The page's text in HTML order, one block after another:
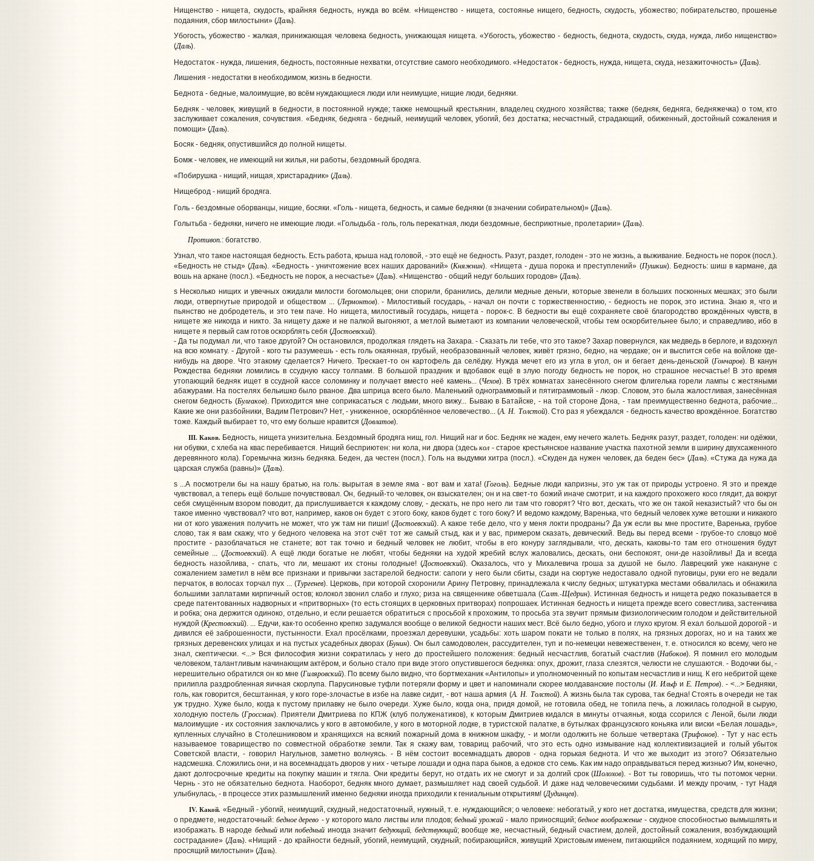
Нищенство - нищета, скудость, крайняя бедность, нужда во всём. «Нищенство - нищета, состоянье нищего, бедность, скудость, убожество; побирательство, прошенье
подаяния, сбор милостыни» (Даль).
Убогость, убожество - жалкая, принижающая человека бедность, унижающая нищета. «Убогость, убожество - бедность, беднота, скудость, скуда, нужда, либо нищенство»
(Даль).
Недостаток - нужда, лишения, бедность, постоянные нехватки, отсутствие самого необходимого. «Недостаток - бедность, нужда, нищета, скуда, незажиточность» (Даль).
Лишения - недостатки в необходимом, жизнь в бедности.
Беднота - бедные, малоимущие, во всём нуждающиеся люди или неимущие, нищие люди, бедняки.
Бедняк - человек, живущий в бедности, в постоянной нужде; также немощный крестьянин, владелец скудного хозяйства; также (бедняк, бедняга, бедняжечка) о том, кто
заслуживает сожаления, сочувствия. «Бедняк, бедняга - бедный, неимущий человек, убогий, без достатка; несчастный, страдающий, обиженный, достойный сожаления и
помощи» (Даль).
Босяк - бедняк, опустившийся до полной нищеты.
Бомж - человек, не имеющий ни жилья, ни работы, бездомный бродяга.
«Побирушка - нищий, нищая, христарадник» (Даль).
Нищеброд - нищий бродяга.
Голь - бездомные оборванцы, нищие, босяки. «Голь - нищета, бедность, и самые бедняки (в значении собирательном)» (Даль).
Голытьба - бедняки, ничего не имеющие люди. «Голыдьба - голь, голь перекатная, люди бездомные, бесприютные, пролетарии» (Даль).
Противоп.: богатство.
Узнал, что такое настоящая бедность. Есть работа, крыша над головой, - это ещё не бедность. Разут, раздет, голоден - это не жизнь, а выживание. Бедность не порок (посл.).
«Бедность не стыд» (Даль). «Бедность - уничтожение всех наших дарований» (Княжнин). «Нищета - душа порока и преступлений» (Пушкин). Бедность: шиш в кармане, да
вошь на аркане (посл.). «Бедность не порок, а несчастье» (Даль). «Нищенство - общий недуг больших городов» (Даль).
s Несколько нищих и увечных ожидали милости богомольцев; они спорили, бранились, делили медные деньги, которые звенели в больших посконных мешках; это были
люди, отвергнутые природой и обществом ... (Лермонтов). - Милостивый государь, - начал он почти с торжественностию, - бедность не порок, это истина. Знаю я, что и
пьянство не добродетель, и это тем паче. Но нищета, милостивый государь, нищета - порок-с. В бедности вы ещё сохраняете своё благородство врождённых чувств, в
нищете же никогда и никто. За нищету даже и не палкой выгоняют, а метлой выметают из компании человеческой, чтобы тем оскорбительнее было; и справедливо, ибо в
нищете я первый сам готов оскорблять себя (Достоевский).
- Да ты подумал ли, что такое другой? Он остановился, продолжая глядеть на Захара. - Сказать ли тебе, что это такое? Захар повернулся, как медведь в берлоге, и вздохнул
на всю комнату. - Другой - кого ты разумеешь - есть голь окаянная, грубый, необразованный человек, живёт грязно, бедно, на чердаке; он и выспится себе на войлоке где-
нибудь на дворе. Что этакому сделается? Ничего. Трескает-то он картофель да селёдку. Нужда мечет его из угла в угол, он и бегает день-деньской (Гончаров). В канун
Рождества бедняки ломились в ссудную кассу толпами. В большой праздник и вдобавок ещё в злую погоду бедность не порок, но страшное несчастье! В это время
утопающий бедняк ищет в ссудной кассе соломинку и получает вместо неё камень... (Чехов). В трёх комнатах занесённого снегом флигелька горели лампы с жестяными
абажурами. На постелях бельишко было рваное. Два шприца всего было. Маленький однограммовый и пятиграммовый - люэр. Словом, это была жалостливая, занесённая
снегом бедность (Булгаков). Приходится мне соприкасаться с людьми, много вижу... Бываю в Батайске, - на той стороне Дона, - там преимущественно беднота, рабочие...
Какие же они разбойники, Вадим Петрович? Нет, - униженное, оскорблённое человечество... (А. Н. Толстой). Сто раз я убеждался - бедность качество врождённое. Богатство
тоже. Каждый выбирает то, что ему больше нравится (Довлатов).
III. Каков. Бедность, нищета унизительна. Бездомный бродяга нищ, гол. Нищий наг и бос. Бедняк не жаден, ему нечего жалеть. Бедняк разут, раздет, голоден: ни одёжки,
ни обувки, с хлеба на квас перебивается. Нищий бесприютен: ни кола, ни двора (здеськол - старое крестьянское название участка пахотной земли в ширину двухсаженного
деревянного кола). Горемычна жизнь бедняка. Беден, да честен (посл.). Голь на выдумки хитра (посл.). «Скуден да нужен человек, да беден бес» (Даль). «Стужа да нужа да
царская служба (равны)» (Даль).
s ...А посмотрели бы на нашу братью, на голь: вырытая в земле яма - вот вам и хата! (Гоголь). Бедные люди капризны, это уж так от природы устроено. Я это и прежде
чувствовал, а теперь ещё больше почувствовал. Он, бедный-то человек, он взыскателен; он и на свет-то божий иначе смотрит, и на каждого прохожего косо глядит, да вокруг
себя смущённым взором поводит, да прислушивается к каждому слову, - дескать, не про него ли там что говорят? Что вот, дескать, что же он такой неказистый? что бы он
такое именно чувствовал? что вот, например, каков он будет с этого боку, каков будет с того боку? И ведомо каждому, Варенька, что бедный человек хуже ветошки и никакого
ни от кого уважения получить не может, что уж там ни пиши! (Достоевский). А какое тебе дело, что у меня локти продраны? Да уж если вы мне простите, Варенька, грубое
слово, так я вам скажу, что у бедного человека на этот счёт тот же самый стыд, как и у вас, примером сказать, девический. Ведь вы перед всеми - грубое-то словцо моё
простите - разоблачаться не станете; вот так точно и бедный человек не любит, чтобы в его конуру заглядывали, что, дескать, каковы-то там его отношения будут
семейные ... (Достоевский). А ещё люди богатые не любят, чтобы бедняки на худой жребий вслух жаловались, дескать, они беспокоят, они-де назойливы! Да и всегда
бедность назойлива, - спать, что ли, мешают их стоны голодные! (Достоевский). Оказалось, что у Михалевича гроша за душой не было. Лаврецкий уже накануне с
сожалением заметил в нём все признаки и привычки застарелой бедности: сапоги у него были сбиты, сзади на сюртуке недоставало одной пуговицы, руки его не ведали
перчаток, в волосах торчал пух ... (Тургенев). Церковь, при которой схоронили Арину Петровну, принадлежала к числу бедных; штукатурка местами обвалилась и обнажила
большими заплатами кирпичный остов; колокол звонил слабо и глухо; риза на священнике обветшала (Салт.-Щедрин). Истинная бедность и нищета редко показывается в
среде патентованных надворных и «притворных» (то есть стоящих в церковных притворах) попрошаек. Истинная бедность и нищета прежде всего совестлива, застенчива
и робка; она держится одиноко, отдельно, и если решается обратиться с просьбой к прохожим, то просьба эта звучит прямым физиологическим голодом и действительной
нуждой (Крестовский). ... Едучи, как-то особенно крепко задумался вообще о великой бедности наших мест. Всё было бедно, убого и глухо кругом. Я ехал большой дорогой - и
дивился её заброшенности, пустынности. Ехал просёлками, проезжал деревушки, усадьбы: хоть шаром покати не только в полях, на грязных дорогах, но и на таких же
грязных деревенских улицах и на пустых усадебных дворах (Бунин). Он был самодоволен, рассудителен, туп и по-немецки невежественен, т. е. относился ко всему, чего не
знал, скептически. <...> Вся философия жизни сократилась у него до простейшего положения: бедный несчастлив, богатый счастлив (Набоков). Я помнил его молодым
человеком, талантливым начинающим актёром, и больно стало при виде этого опустившегося бедняка: опух, дрожит, глаза слезятся, челюсти не слушаются. - Водочки бы, -
нерешительно обратился он ко мне (Гиляровский). По всему было видно, что бортмеханик «Антилопы» и уполномоченный по копытам несчастлив и нищ. К его небритой щеке
прилипла раздробленная яичная скорлупа. Парусиновые туфли потеряли форму и цвет и напоминали скорее молдаванские постолы (И. Ильфи Е. Петров). - <...> Бедняки,
голь, как говорится, бесштанная, у кого горе-злочастье в избе на лавке сидит, - вот наша армия (А. Н. Толстой). А жизнь была так сурова, так бедна! Стоять в очереди не так
уж трудно. Хуже было, когда к пустому прилавку не было очереди. Хуже было, когда она, придя домой, не готовила обед, не топила печь, а ложилась голодной в сырую,
холодную постель (Гроссман). Приятели Дмитриева по КПЖ (клуб полуженатиков), к которым Дмитриев кидался в минуты отчаянья, когда ссорился с Леной, были люди
малоимущие - их состояния заключались у кого в автомобиле, у кого в моторной лодке, в туристской палатке, в бутылках французского коньяка или виски «Белая лошадь»,
купленных случайно в Столешниковом и хранящихся на всякий пожарный дома в книжном шкафу, - и могли одолжить не больше четвертака (Трифонов). - Тут у нас есть
называемое товарищество по совместной обработке земли. Так я скажу вам, товарищ рабочий, что это есть одно измывание над коллективизацией и голый убыток
Советской власти, - говорил Нагульнов, заметно волнуясь. - В нём состоит восемнадцать дворов - одна горькая беднота. И что же выходит из этого? Обязательно
надсмешка. Сложились они, и на восемнадцать дворов у них - четыре лошади и одна пара быков, а едоков сто семь. Как им надо оправдываться перед жизнью? Им, конечно,
дают долгосрочные кредиты на покупку машин и тягла. Они кредиты берут, но отдать их не смогут и за долгий срок (Шолохов). - Вот ты говоришь, что ты потомок черни.
Чернь - это не обязательно беднота. Наоборот, бедняк много думает, размышляет над своей судьбой. И даже над человеческими судьбами. И между прочим, - тут Надя
улыбнулась, - в процессе этих размышлений именно бедняки иногда приходили к гениальным открытиям! (Дудинцев).
IV. Какой. «Бедный - убогий, неимущий, скудный, недостаточный, нужный, т. е. нуждающийся; о человеке: небогатый, у кого нет достатка, имущества, средств для жизни;
о предмете, недостаточный: бедное дерево - у которого мало листвы или плодов;бедный урожай- мало приносящий;бедное воображение- скудное способностью вымышлять и
изображать. В народе бедныйилипобедный иногда значитбедующий, бедствующий; вообще же, несчастный, бедный счастием, долей, достойный сожаления, возбуждающий
сострадание» (Даль). «Нищий - до крайности бедный, убогий, неимущий, скудный; побирающийся, живущий Христовым именем, питающийся подаянием, ходящий по миру,
просящий милостыни» (Даль).